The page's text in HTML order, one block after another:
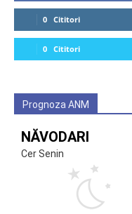
0 Cititori
0 Cititori
Prognoza ANM
NĂVODARI
Cer Senin